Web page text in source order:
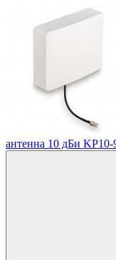
антенна 10 дБи